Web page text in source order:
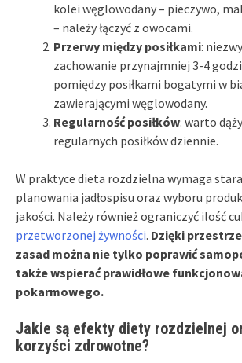
kolei węglowodany – pieczywo,
– należy łączyć z owocami.
Przerwy między posiłkami:
zachowanie przynajmniej 3-4
pomiędzy posiłkami bogatymi w
zawierającymi węglowodany.
Regularność posiłków: warto
regularnych posiłków dziennie.
W praktyce dieta rozdzielna wymaga
planowania jadłospisu oraz wyboru
jakości. Należy również ograniczyć ilość
przetworzonej żywności. Dzięki
zasad można nie tylko poprawić
także wspierać prawidłowe
pokarmowego.
Jakie są efekty diety rozdzielnej
korzyści zdrowotne?